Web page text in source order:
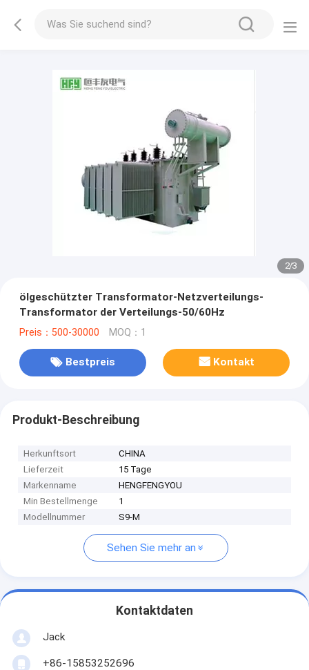
2/3
ölgeschützter Transformator-Netzverteilungs-
Transformator der Verteilungs-50/60Hz
Preis：500-30000 MOQ：1
Bestpreis Kontakt
Produkt-Beschreibung
Herkunftsort
CHINA
Lieferzeit
15 Tage
Markenname
HENGFENGYOU
Min Bestellmenge
1
Modellnummer
S9-M
Sehen Sie mehr an
Kontaktdaten
Jack
+86-15853252696